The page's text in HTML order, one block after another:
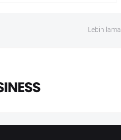
Lebih lama